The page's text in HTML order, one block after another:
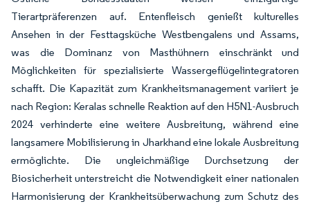
Tierartpräferenzen auf. Entenfleisch genießt kulturelles
Ansehen in der Festtagsküche Westbengalens und Assams,
was die Dominanz von Masthühnern einschränkt und
Möglichkeiten für spezialisierte Wassergeflügelintegratoren
schafft. Die Kapazität zum Krankheitsmanagement variiert je
nach Region: Keralas schnelle Reaktion auf den H5N1-Ausbruch
2024 verhinderte eine weitere Ausbreitung, während eine
langsamere Mobilisierung in Jharkhand eine lokale Ausbreitung
ermöglichte. Die ungleichmäßige Durchsetzung der
Biosicherheit unterstreicht die Notwendigkeit einer nationalen
Harmonisierung der Krankheitsüberwachung zum Schutz des